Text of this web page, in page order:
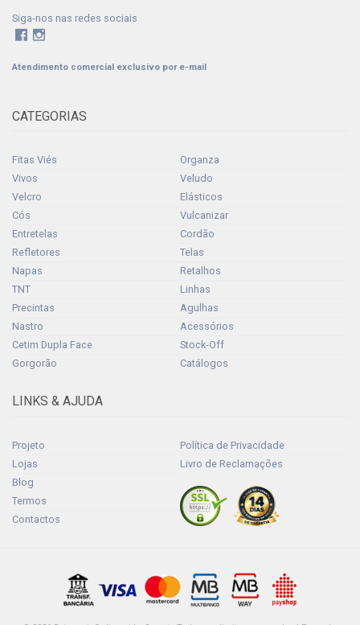
Siga-nos nas redes sociais
Atendimento comercial exclusivo por e-mail
CATEGORIAS
Fitas Viés
Vivos
Velcro
Cós
Entretelas
Refletores
Napas
TNT
Precintas
Nastro
Cetim Dupla Face
Gorgorão
Organza
Veludo
Elásticos
Vulcanizar
Cordão
Telas
Retalhos
Linhas
Agulhas
Acessórios
Stock-Off
Catálogos
LINKS & AJUDA
Projeto
Lojas
Blog
Termos
Contactos
Política de Privacidade
Livro de Reclamações